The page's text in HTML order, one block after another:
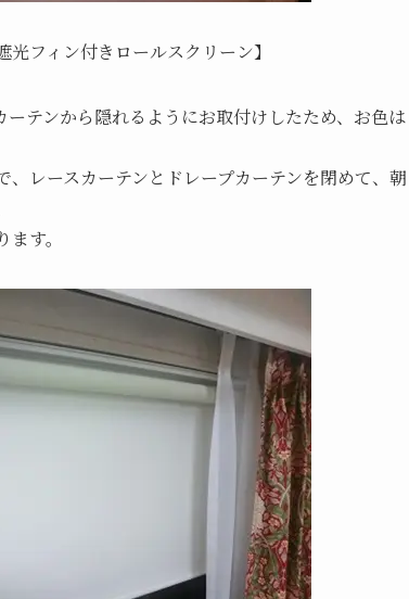
光フィン付きロールスクリーン】
テンから隠れるようにお取付けしたため、お色は
、レースカーテンとドレープカーテンを閉めて、朝
す。